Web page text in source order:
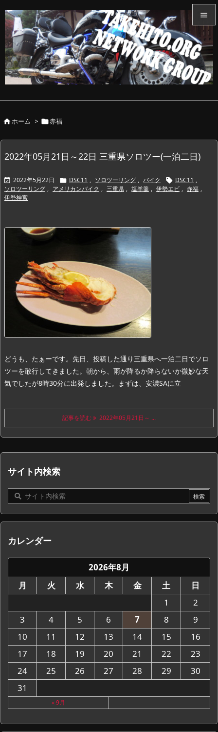


メニュ

サイド


ホーム > 赤福
2022年05月21日～22日 三重県ソロツー(一泊二日)
 2022年5月22日  DSC11 , ソロツーリング , バイク  DSC11 ,
ソロツーリング , アメリカンバイク , 三重県 , 塩羊羹 , 伊勢エビ , 赤福 ,
伊勢神宮
どうも、たぁーです。 先日、投稿した通り三重県へ一泊二日でソロ
ツーを敢行してきました。 朝から、雨が降るか降らないか微妙な天
気でしたが8時30分に出発しました。
まずは、 安濃SAに立
記事を読む 2022年05月21日～ ...
サイト内検索
カレンダー
2026年8月
月
火 水 木 金 土
日
1
2
3
4 5 6 7 8
9
10
11 12 13 14 15
16
17
18 19 20 21 22
23
24
25 26 27 28 29
30
31
« 9月